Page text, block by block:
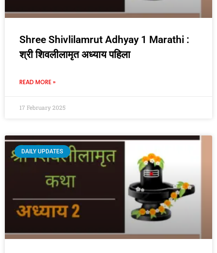
Shree Shivlilamrut Adhyay 1 Marathi :
श्री शिवलीलामृत अध्याय पहिला
READ MORE »
17 February 2025
DAILY UPDATES